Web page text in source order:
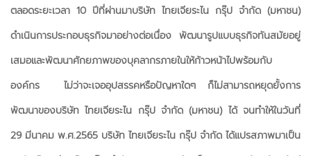
ตลอดระยะเวลา 10 ปีที่ผ่านมาบริษัท ไทยเจียระไน กรุ๊ป จำกัด (มหาชน)
ดำเนินการประกอบธุรกิจมาอย่างต่อเนื่อง พัฒนารูปแบบธุรกิจทันสมัยอยู่
เสมอและพัฒนาศักยภาพของบุคลากรภายในให้ก้าวหน้าไปพร้อมกับ
องค์กร ไม่ว่าจะเจออุปสรรคหรือปัญหาใดๆ ก็ไม่สามารถหยุดยั้งการ
พัฒนาของบริษัท ไทยเจียระไน กรุ๊ป จำกัด (มหาชน) ได้ จนทำให้ในวันที่
29 มีนาคม พ.ศ.2565 บริษัท ไทยเจียระไน กรุ๊ป จำกัด ได้แปรสภาพมาเป็น